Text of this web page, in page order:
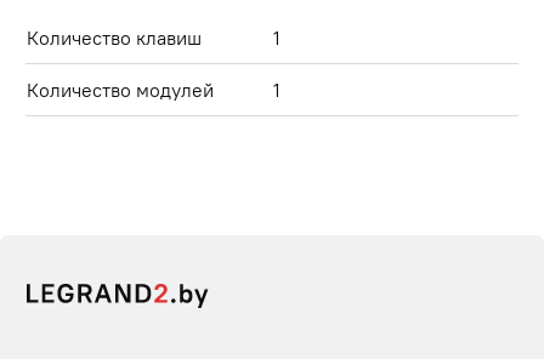
Количество клавиш 1
Количество модулей 1